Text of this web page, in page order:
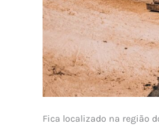
Fica localizado na região